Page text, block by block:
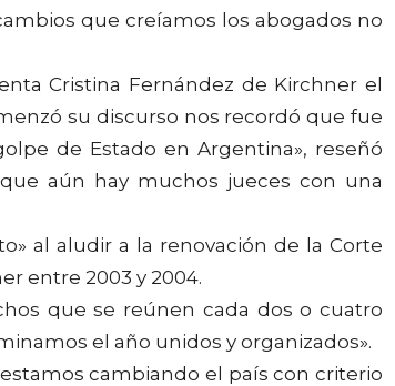
que creíamos los abogados no
Cristina Fernández de Kirchner el
su discurso nos recordó que fue
de Estado en Argentina», reseñó
aún hay muchos jueces con una
al aludir a la renovación de la Corte
entre 2003 y 2004.
que se reúnen cada dos o cuatro
el año unidos y organizados».
cambiando el país con criterio